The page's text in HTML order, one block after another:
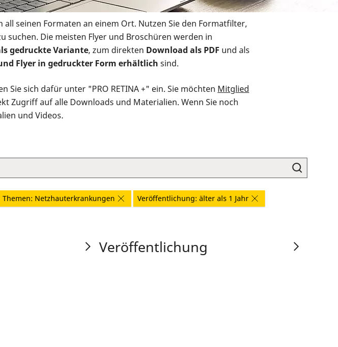
all seinen Formaten an einem Ort. Nutzen Sie den Formatfilter,
suchen. Die meisten Flyer und Broschüren werden in
gedruckte Variante, zum direkten Download als PDF und als
Flyer in gedruckter Form erhältlich sind.
Sie sich dafür unter "PRO RETINA +" ein. Sie möchten Mitglied
Zugriff auf alle Downloads und Materialien. Wenn Sie noch
und Videos.
Themen: Netzhauterkrankungen
Veröffentlichung: älter als 1 Jahr
Veröffentlichung